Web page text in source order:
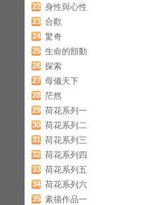
22 身性與心性
23 合歡
24 驚奇
25 生命的顫動
26 探索
27 母儀天下
28 茫然
29 荷花系列一
30 荷花系列二
31 荷花系列三
32 荷花系列四
33 荷花系列五
34 荷花系列六
35 素描作品一